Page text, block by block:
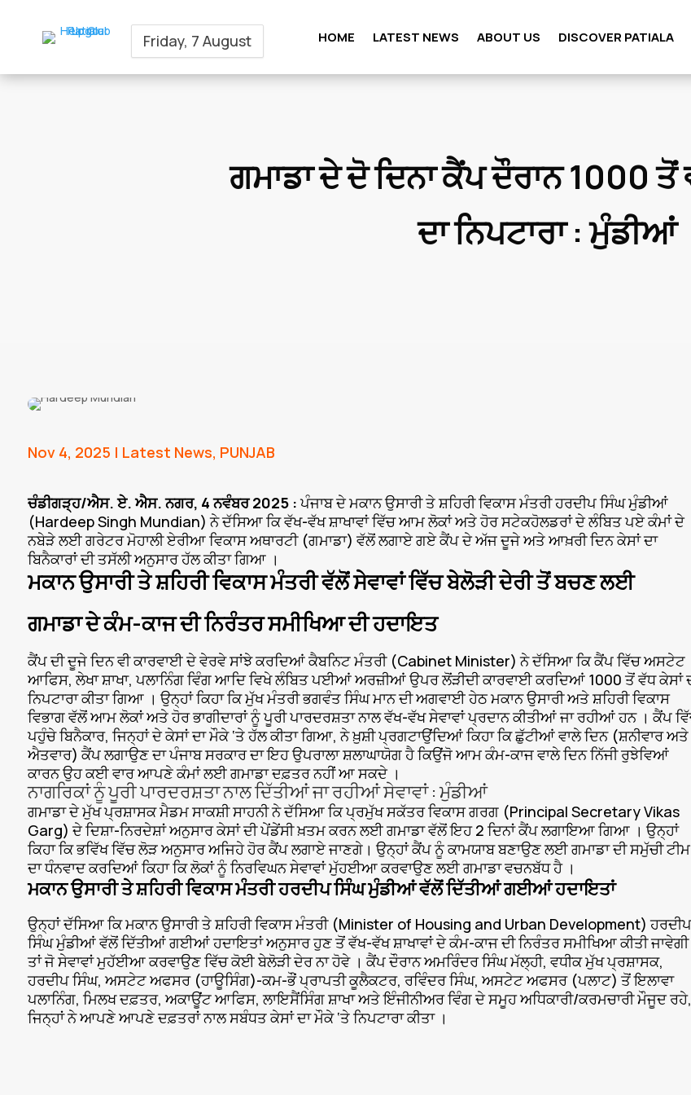
Friday, 7 August HOME LATEST NEWS ABOUT US DISCOVER PATIALA
ਗਮਾਡਾ ਦੇ ਦੋ ਦਿਨਾ ਕੈਂਪ ਦੌਰਾਨ 1000
ਦਾ ਨਿਪਟਾਰਾ : ਮੁੰਡੀਆਂ
Nov 4, 2025 | Latest News, PUNJAB
ਚੰਡੀਗੜ੍ਹ/ਐਸ. ਏ. ਐਸ. ਨਗਰ, 4 ਨਵੰਬਰ 2025 :ਪੰਜਾਬ ਦੇ ਮਕਾਨ ਉਸਾਰੀ ਤੇ ਸ਼ਹਿਰੀ ਵਿਕਾਸ ਮੰਤਰੀ ਹਰਦੀਪ ਸਿੰਘ ਮੁੰਡੀਆਂ
(Hardeep Singh Mundian) ਨੇ ਦੱਸਿਆ ਕਿ ਵੱਖ-ਵੱਖ ਸ਼ਾਖਾਵਾਂ ਵਿੱਚ ਆਮ ਲੋਕਾਂ ਅਤੇ ਹੋਰ ਸਟੇਕਹੋਲਡਰਾਂ ਦੇ ਲੰਬਿਤ ਪਏ ਕੰਮਾਂ ਦੇ
ਨਬੇੜੇ ਲਈ ਗਰੇਟਰ ਮੋਹਾਲੀ ਏਰੀਆ ਵਿਕਾਸ ਅਥਾਰਟੀ (ਗਮਾਡਾ) ਵੱਲੋਂ ਲਗਾਏ ਗਏ ਕੈਂਪ ਦੇ ਅੱਜ ਦੂਜੇ ਅਤੇ ਆਖ਼ਰੀ ਦਿਨ ਕੇਸਾਂ ਦਾ
ਬਿਨੈਕਾਰਾਂ ਦੀ ਤਸੱਲੀ ਅਨੁਸਾਰ ਹੱਲ ਕੀਤਾ ਗਿਆ ।
ਮਕਾਨ ਉਸਾਰੀ ਤੇ ਸ਼ਹਿਰੀ ਵਿਕਾਸ ਮੰਤਰੀ ਵੱਲੋਂ ਸੇਵਾਵਾਂ ਵਿੱਚ ਬੇਲੋੜੀ ਦੇਰੀ ਤੋਂ ਬਚਣ ਲਈ
ਗਮਾਡਾ ਦੇ ਕੰਮ-ਕਾਜ ਦੀ ਨਿਰੰਤਰ ਸਮੀਖਿਆ ਦੀ ਹਦਾਇਤ
ਕੈਂਪ ਦੀ ਦੂਜੇ ਦਿਨ ਵੀ ਕਾਰਵਾਈ ਦੇ ਵੇਰਵੇ ਸਾਂਝੇ ਕਰਦਿਆਂ ਕੈਬਨਿਟ ਮੰਤਰੀ (Cabinet Minister) ਨੇ ਦੱਸਿਆ ਕਿ ਕੈਂਪ ਵਿੱਚ ਅਸਟੇਟ
ਆਫਿਸ, ਲੇਖਾ ਸ਼ਾਖਾ, ਪਲਾਨਿੰਗ ਵਿੰਗ ਆਦਿ ਵਿਖੇ ਲੰਬਿਤ ਪਈਆਂ ਅਰਜ਼ੀਆਂ ਉਪਰ ਲੋਂੜੀਦੀ ਕਾਰਵਾਈ ਕਰਦਿਆਂ 1000 ਤੋਂ ਵੱਧ ਕੇਸਾਂ
ਨਿਪਟਾਰਾ ਕੀਤਾ ਗਿਆ । ਉਨ੍ਹਾਂ ਕਿਹਾ ਕਿ ਮੁੱਖ ਮੰਤਰੀ ਭਗਵੰਤ ਸਿੰਘ ਮਾਨ ਦੀ ਅਗਵਾਈ ਹੇਠ ਮਕਾਨ ਉਸਾਰੀ ਅਤੇ ਸ਼ਹਿਰੀ ਵਿਕਾਸ
ਵਿਭਾਗ ਵੱਲੋਂ ਆਮ ਲੋਕਾਂ ਅਤੇ ਹੋਰ ਭਾਗੀਦਾਰਾਂ ਨੂੰ ਪੂਰੀ ਪਾਰਦਰਸ਼ਤਾ ਨਾਲ ਵੱਖ-ਵੱਖ ਸੇਵਾਵਾਂ ਪ੍ਰਦਾਨ ਕੀਤੀਆਂ ਜਾ ਰਹੀਆਂ ਹਨ । ਕੈਂਪ
ਪਹੁੰਚੇ ਬਿਨੈਕਾਰ, ਜਿਨ੍ਹਾਂ ਦੇ ਕੇਸਾਂ ਦਾ ਮੌਕੇ ‘ਤੇ ਹੱਲ ਕੀਤਾ ਗਿਆ, ਨੇ ਖ਼ੁਸ਼ੀ ਪ੍ਰਗਟਾਉਂਦਿਆਂ ਕਿਹਾ ਕਿ ਛੁੱਟੀਆਂ ਵਾਲੇ ਦਿਨ (ਸ਼ਨੀਵਾਰ ਅਤੇ
ਐਤਵਾਰ) ਕੈਂਪ ਲਗਾਉਣ ਦਾ ਪੰਜਾਬ ਸਰਕਾਰ ਦਾ ਇਹ ਉਪਰਾਲਾ ਸ਼ਲਾਘਾਯੋਗ ਹੈ ਕਿਉਂਜੋ ਆਮ ਕੰਮ-ਕਾਜ ਵਾਲੇ ਦਿਨ ਨਿੱਜੀ ਰੁਝੇਵਿਆਂ
ਕਾਰਨ ਉਹ ਕਈ ਵਾਰ ਆਪਣੇ ਕੰਮਾਂ ਲਈ ਗਮਾਡਾ ਦਫ਼ਤਰ ਨਹੀਂ ਆ ਸਕਦੇ ।
ਨਾਗਰਿਕਾਂ ਨੂੰ ਪੂਰੀ ਪਾਰਦਰਸ਼ਤਾ ਨਾਲ ਦਿੱਤੀਆਂ ਜਾ ਰਹੀਆਂ ਸੇਵਾਵਾਂ : ਮੁੰਡੀਆਂ
ਗਮਾਡਾ ਦੇ ਮੁੱਖ ਪ੍ਰਸ਼ਾਸਕ ਮੈਡਮ ਸਾਕਸ਼ੀ ਸਾਹਨੀ ਨੇ ਦੱਸਿਆ ਕਿ ਪ੍ਰਮੁੱਖ ਸਕੱਤਰ ਵਿਕਾਸ ਗਰਗ (Principal Secretary Vikas
Garg) ਦੇ ਦਿਸ਼ਾ-ਨਿਰਦੇਸ਼ਾਂ ਅਨੁਸਾਰ ਕੇਸਾਂ ਦੀ ਪੇਂਡੇਂਸੀ ਖ਼ਤਮ ਕਰਨ ਲਈ ਗਮਾਡਾ ਵੱਲੋਂ ਇਹ 2 ਦਿਨਾਂ ਕੈਂਪ ਲਗਾਇਆ ਗਿਆ । ਉਨ੍ਹਾਂ
ਕਿਹਾ ਕਿ ਭਵਿੱਖ ਵਿੱਚ ਲੋੜ ਅਨੁਸਾਰ ਅਜਿਹੇ ਹੋਰ ਕੈਂਪ ਲਗਾਏ ਜਾਣਗੇ। ਉਨ੍ਹਾਂ ਕੈਂਪ ਨੂੰ ਕਾਮਯਾਬ ਬਣਾਉਣ ਲਈ ਗਮਾਡਾ ਦੀ ਸਮੁੱਚੀ ਟੀਮ
ਦਾ ਧੰਨਵਾਦ ਕਰਦਿਆਂ ਕਿਹਾ ਕਿ ਲੋਕਾਂ ਨੂੰ ਨਿਰਵਿਘਨ ਸੇਵਾਵਾਂ ਮੁੱਹਈਆ ਕਰਵਾਉਣ ਲਈ ਗਮਾਡਾ ਵਚਨਬੱਧ ਹੈ ।
ਮਕਾਨ ਉਸਾਰੀ ਤੇ ਸ਼ਹਿਰੀ ਵਿਕਾਸ ਮੰਤਰੀ ਹਰਦੀਪ ਸਿੰਘ ਮੁੰਡੀਆਂ ਵੱਲੋਂ ਦਿੱਤੀਆਂ ਗਈਆਂ ਹਦਾਇਤਾਂ
ਉਨ੍ਹਾਂ ਦੱਸਿਆ ਕਿ ਮਕਾਨ ਉਸਾਰੀ ਤੇ ਸ਼ਹਿਰੀ ਵਿਕਾਸ ਮੰਤਰੀ (Minister of Housing and Urban Development) ਹਰਦੀਪ
ਸਿੰਘ ਮੁੰਡੀਆਂ ਵੱਲੋਂ ਦਿੱਤੀਆਂ ਗਈਆਂ ਹਦਾਇਤਾਂ ਅਨੁਸਾਰ ਹੁਣ ਤੋਂ ਵੱਖ-ਵੱਖ ਸ਼ਾਖਾਵਾਂ ਦੇ ਕੰਮ-ਕਾਜ ਦੀ ਨਿਰੰਤਰ ਸਮੀਖਿਆ ਕੀਤੀ ਜਾਵੇਗੀ
ਤਾਂ ਜੋ ਸੇਵਾਵਾਂ ਮੁਹੱਈਆ ਕਰਵਾਉਣ ਵਿੱਚ ਕੋਈ ਬੇਲੋੜੀ ਦੇਰ ਨਾ ਹੋਵੇ । ਕੈਂਪ ਦੌਰਾਨ ਅਮਰਿੰਦਰ ਸਿੰਘ ਮੱਲ੍ਹੀ, ਵਧੀਕ ਮੁੱਖ ਪ੍ਰਸ਼ਾਸਕ,
ਹਰਦੀਪ ਸਿੰਘ, ਅਸਟੇਟ ਅਫਸਰ (ਹਾਊਸਿੰਗ)-ਕਮ-ਭੌਂ ਪ੍ਰਾਪਤੀ ਕੂਲੈਕਟਰ, ਰਵਿੰਦਰ ਸਿੰਘ, ਅਸਟੇਟ ਅਫਸਰ (ਪਲਾਟ) ਤੋਂ ਇਲਾਵਾ
ਪਲਾਨਿੰਗ, ਮਿਲਖ ਦਫ਼ਤਰ, ਅਕਾਊਂਟ ਆਫਿਸ, ਲਾਇਸੈਂਸਿੰਗ ਸ਼ਾਖਾ ਅਤੇ ਇੰਜੀਨੀਅਰ ਵਿੰਗ ਦੇ ਸਮੂਹ ਅਧਿਕਾਰੀ/ਕਰਮਚਾਰੀ ਮੌਜੂਦ ਰਹੇ,
ਜਿਨ੍ਹਾਂ ਨੇ ਆਪਣੇ ਆਪਣੇ ਦਫ਼ਤਰਾਂ ਨਾਲ ਸਬੰਧਤ ਕੇਸਾਂ ਦਾ ਮੌਕੇ ‘ਤੇ ਨਿਪਟਾਰਾ ਕੀਤਾ ।